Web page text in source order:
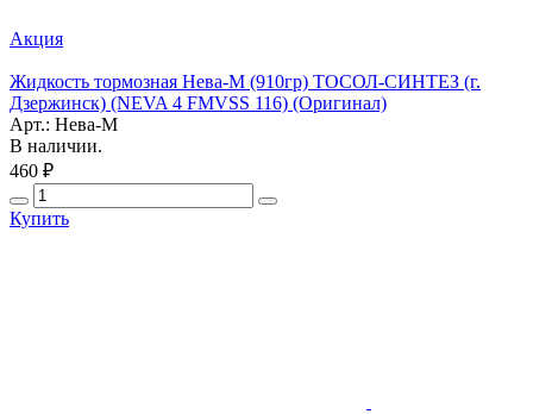
Акция
Жидкость тормозная Нева-М (910гр) ТОСОЛ-СИНТЕЗ (г.
Дзержинск) (NEVA 4 FMVSS 116) (Оригинал)
Арт.: Нева-М
В наличии.
460 ₽
Купить